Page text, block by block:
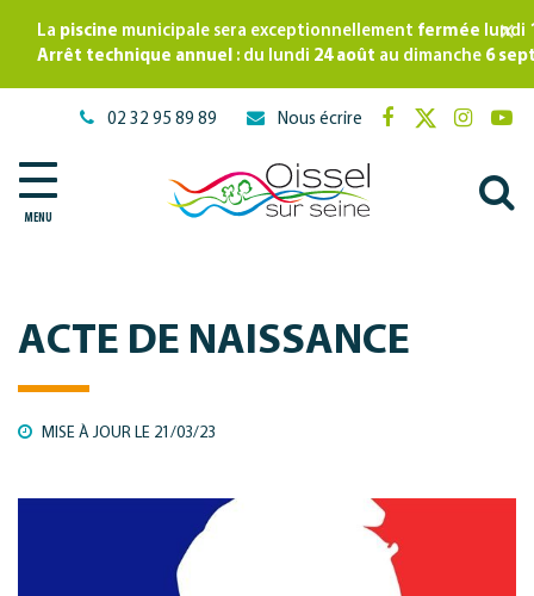
×
La piscine municipale sera exceptionnellement fermée lundi
Arrêt technique annuel : du lundi 24 août au dimanche 6
02 32 95 89 89 Nous écrire
LienLienLien
la
MENU
ACTE DE NAISSANCE
MISE À JOUR LE 21/03/23